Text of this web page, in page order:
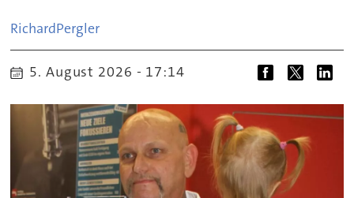
RichardPergler
5. August 2026 - 17:14